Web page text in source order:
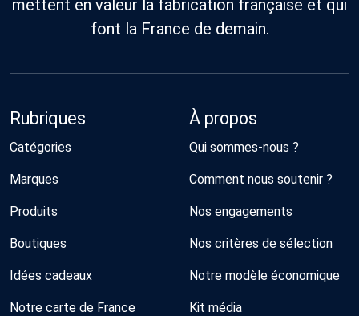
mettent en valeur la fabrication française et qui
font la France de demain.
Rubriques
Catégories
Marques
Produits
Boutiques
Idées cadeaux
Notre carte de France
À propos
Qui sommes-nous ?
Comment nous soutenir ?
Nos engagements
Nos critères de sélection
Notre modèle économique
Kit média